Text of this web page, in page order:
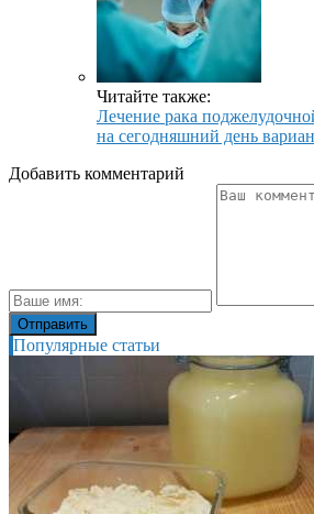
Читайте также:
Лечение рака
на сегодняшний день
Добавить комментарий
Популярные статьи